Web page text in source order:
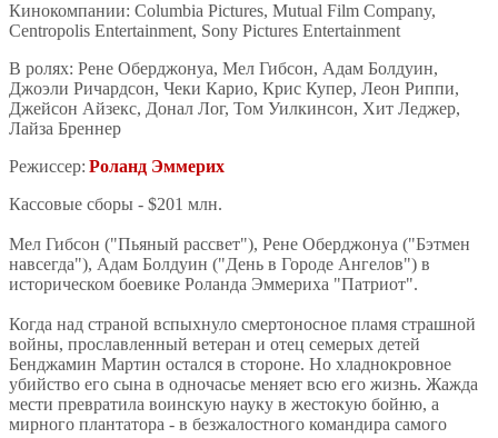
Кинокомпании: Columbia Pictures, Mutual Film Company,
Centropolis Entertainment, Sony Pictures Entertainment
В ролях: Рене Оберджонуа, Мел Гибсон, Адам Болдуин,
Джоэли Ричардсон, Чеки Карио, Крис Купер, Леон Риппи,
Джейсон Айзекс, Донал Лог, Том Уилкинсон, Хит Леджер,
Лайза Бреннер
Режиссер: Роланд Эммерих
Кассовые сборы - $201 млн.
Мел Гибсон ("Пьяный рассвет"), Рене Оберджонуа ("Бэтмен
навсегда"), Адам Болдуин ("День в Городе Ангелов") в
историческом боевике Роланда Эммериха "Патриот".
Когда над страной вспыхнуло смертоносное пламя страшной
войны, прославленный ветеран и отец семерых детей
Бенджамин Мартин остался в стороне. Но хладнокровное
убийство его сына в одночасье меняет всю его жизнь. Жажда
мести превратила воинскую науку в жестокую бойню, а
мирного плантатора - в безжалостного командира самого